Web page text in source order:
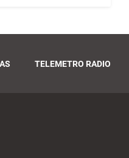
TELEMETRO RADIO